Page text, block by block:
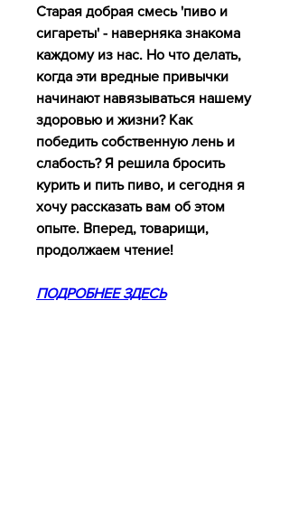
Старая добрая смесь 'пиво и
сигареты' - наверняка знакома
каждому из нас. Но что делать,
когда эти вредные привычки
начинают навязываться нашему
здоровью и жизни? Как
победить собственную лень и
слабость? Я решила бросить
курить и пить пиво, и сегодня я
хочу рассказать вам об этом
опыте. Вперед, товарищи,
продолжаем чтение!
ПОДРОБНЕЕ ЗДЕСЬ